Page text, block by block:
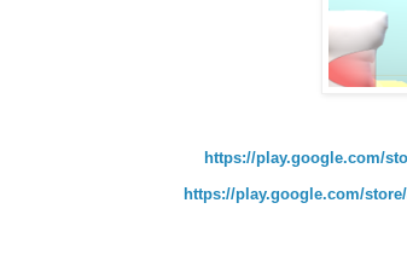
https://play.google.com/
https://play.google.com/